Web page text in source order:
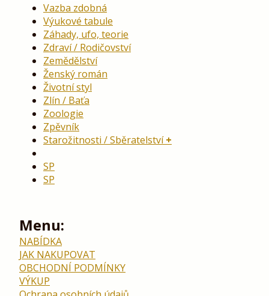
Vazba zdobná
Výukové tabule
Záhady, ufo, teorie
Zdraví / Rodičovství
Zemědělství
Ženský román
Životní styl
Zlín / Baťa
Zoologie
Zpěvník
Starožitnosti / Sběratelství
SP
SP
Menu:
NABÍDKA
JAK NAKUPOVAT
OBCHODNÍ PODMÍNKY
VÝKUP